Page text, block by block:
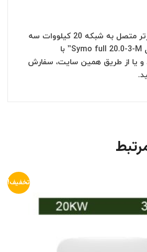
برای خرید “اینورتر متصل به شبکه 20 کیلووات سه
فاز Fronius مدل Symo full 20.0-3-M” با
و یا از طریق همین سایت، سفارش
تخفیف!